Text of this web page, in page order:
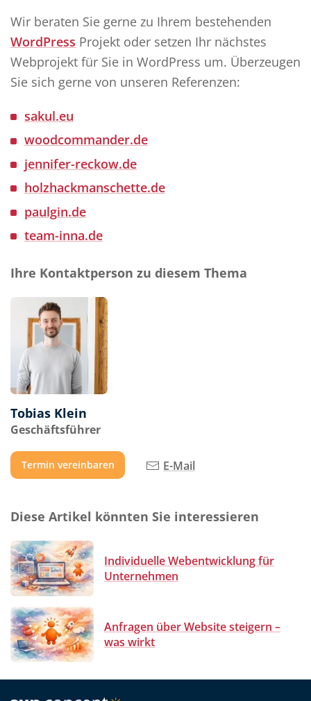
Wir beraten Sie gerne zu Ihrem bestehenden
WordPress Projekt oder setzen Ihr nächstes
Webprojekt für Sie in WordPress um. Überzeugen
Sie sich gerne von unseren Referenzen:
sakul.eu
woodcommander.de
jennifer-reckow.de
holzhackmanschette.de
paulgin.de
team-inna.de
Ihre Kontaktperson zu diesem Thema
Tobias Klein
Geschäftsführer
Termin vereinbaren E-Mail
Diese Artikel könnten Sie interessieren
Individuelle Webentwicklung für
Unternehmen
Anfragen über Website steigern –
was wirkt